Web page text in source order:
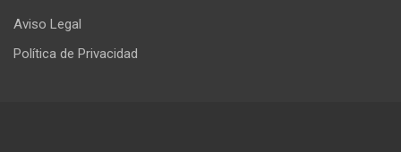
Aviso Legal
Política de Privacidad